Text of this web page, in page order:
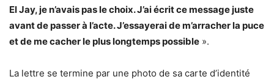
El Jay, je n’avais pas le choix. J’ai écrit ce message juste
avant de passer à l’acte. J’essayerai de m’arracher la puce
et de me cacher le plus longtemps possible ».
La lettre se termine par une photo de sa carte d’identité